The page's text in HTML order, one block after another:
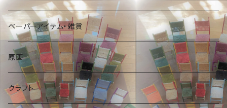
ペーパーアイテム・雑貨
原画
クラフト